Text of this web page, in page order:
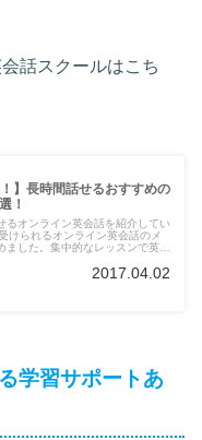
話スクールはこち
】長時間話せるおすすめの
！
るオンライン英会話を紹介してい
けられるオンライン英会話のメ
ました。集中的なレッスンで英語
2017.04.02
学習サポートあ